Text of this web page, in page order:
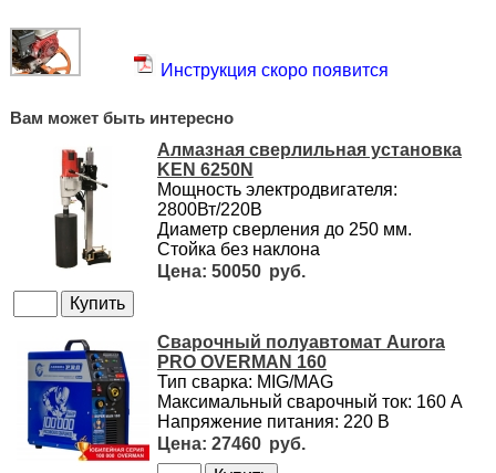
Инструкция скоро появится
Вам может быть интересно
Алмазная сверлильная установка
KEN 6250N
Мощность электродвигателя:
2800Вт/220В
Диаметр сверления до 250 мм.
Стойка без наклона
50050
Сварочный полуавтомат Aurora
PRO OVERMAN 160
Тип сварка: MIG/MAG
Максимальный сварочный ток: 160 А
Напряжение питания: 220 В
27460